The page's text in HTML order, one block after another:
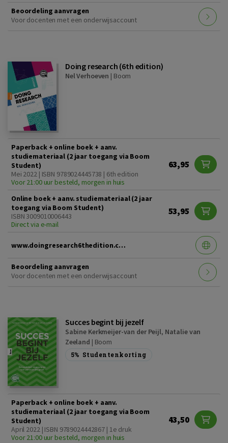
Beoordeling aanvragen
Voor docenten met een onderwijsaccount
Doing research (6th edition)
Nel Verhoeven | Boom
Paperback + online boek + aanv.
studiemateriaal (2 jaar toegang via Boom
Student)
Mei 2022 | ISBN 9789024445738 | 6th edition
Voor 21:00 uur besteld, morgen in huis
63,95
Online boek + aanv. studiemateriaal (2 jaar
toegang via Boom Student)
ISBN 3009010006443
Direct via e-mail
53,95
www.doingresearch6thedition.com
Beoordeling aanvragen
Voor docenten met een onderwijsaccount
Succes begint bij jezelf
Sabine Kerkmeijer-van der Peijl, Natalie van
Zeeland | Boom
5% Studentenkorting
Paperback + online boek + aanv.
studiemateriaal (2 jaar toegang via Boom
Student)
April 2022 | ISBN 9789024442867 | 1e druk
Voor 21:00 uur besteld, morgen in huis
43,50